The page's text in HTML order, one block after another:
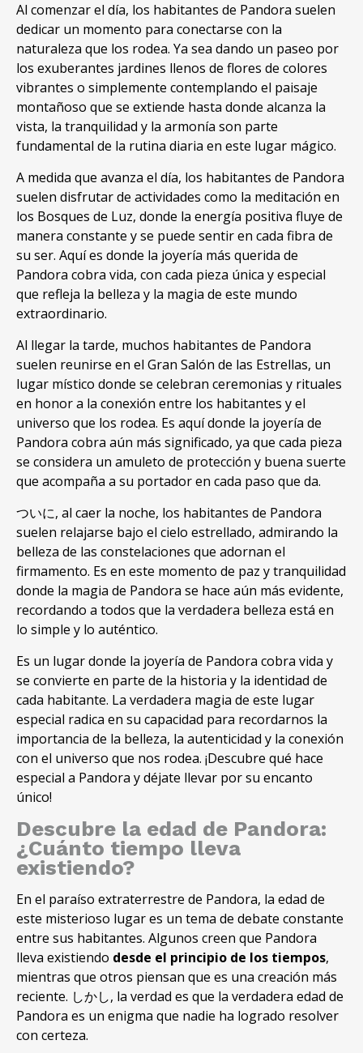
Al comenzar el día, los habitantes de Pandora suelen
dedicar un momento para conectarse con la
naturaleza que los rodea. Ya sea dando un paseo por
los exuberantes jardines llenos de flores de colores
vibrantes o simplemente contemplando el paisaje
montañoso que se extiende hasta donde alcanza la
vista, la tranquilidad y la armonía son parte
fundamental de la rutina diaria en este lugar mágico.
A medida que avanza el día, los habitantes de Pandora
suelen disfrutar de actividades como la meditación en
los Bosques de Luz, donde la energía positiva fluye de
manera constante y se puede sentir en cada fibra de
su ser. Aquí es donde la joyería más querida de
Pandora cobra vida, con cada pieza única y especial
que refleja la belleza y la magia de este mundo
extraordinario.
Al llegar la tarde, muchos habitantes de Pandora
suelen reunirse en el Gran Salón de las Estrellas, un
lugar místico donde se celebran ceremonias y rituales
en honor a la conexión entre los habitantes y el
universo que los rodea. Es aquí donde la joyería de
Pandora cobra aún más significado, ya que cada pieza
se considera un amuleto de protección y buena suerte
que acompaña a su portador en cada paso que da.
ついに, al caer la noche, los habitantes de Pandora
suelen relajarse bajo el cielo estrellado, admirando la
belleza de las constelaciones que adornan el
firmamento. Es en este momento de paz y tranquilidad
donde la magia de Pandora se hace aún más evidente,
recordando a todos que la verdadera belleza está en
lo simple y lo auténtico.
Es un lugar donde la joyería de Pandora cobra vida y
se convierte en parte de la historia y la identidad de
cada habitante. La verdadera magia de este lugar
especial radica en su capacidad para recordarnos la
importancia de la belleza, la autenticidad y la conexión
con el universo que nos rodea. ¡Descubre qué hace
especial a Pandora y déjate llevar por su encanto
único!
Descubre la edad de Pandora:
¿Cuánto tiempo lleva
existiendo?
En el paraíso extraterrestre de Pandora, la edad de
este misterioso lugar es un tema de debate constante
entre sus habitantes. Algunos creen que Pandora
lleva existiendo desde el principio de los tiempos,
mientras que otros piensan que es una creación más
reciente. しかし, la verdad es que la verdadera edad de
Pandora es un enigma que nadie ha logrado resolver
con certeza.